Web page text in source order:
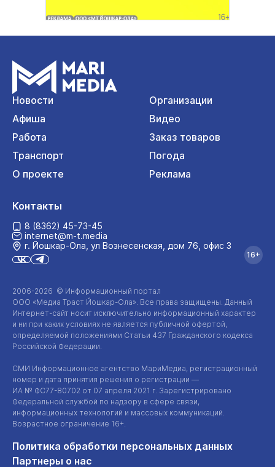
Новости
Организации
Афиша
Видео
Работа
Заказ товаров
Транспорт
Погода
О проекте
Реклама
2006-2026 © Информационный портал
ООО «Медиа Траст Йошкар-Ола». Все права защищены. Данный
Интернет-сайт носит исключительно информационный характер
и ни при каких условиях не является публичной офертой,
определяемой положениями Статьи 437 Гражданского кодекса
Российской Федерации.
СМИ Информационное агентство МариМедиа, регистрационный
номер и дата принятия решения о регистрации —
ИА № ФС77-80702 от 07 апреля 2021 г. Зарегистрировано
Федеральной службой по надзору в сфере связи,
информационных технологий и массовых коммуникаций.
Возрастное ограничение 16+.
Политика обработки персональных данных
Партнеры о нас
Контакты
8 (8362) 45-73-45
internet@m-t.media
г. Йошкар‑Ола, ул Вознесенская, дом 76, офис 3
16+